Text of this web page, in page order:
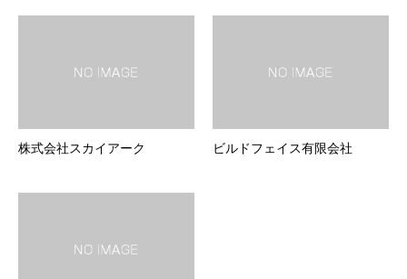
株式会社スカイアーク ビルドフェイス有限会社